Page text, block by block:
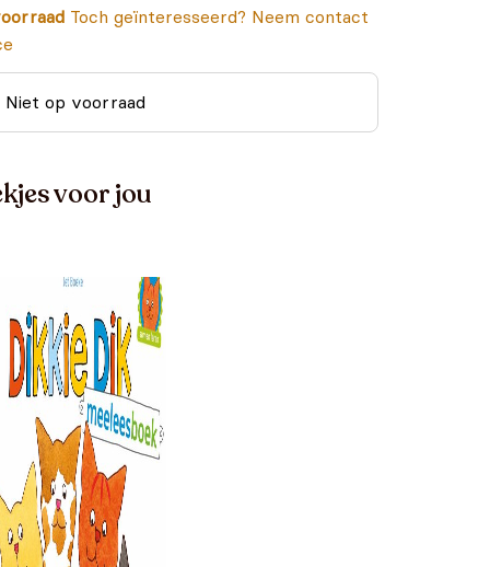
Toch geïnteresseerd? Neem contact
Niet op voorraad
voor jou